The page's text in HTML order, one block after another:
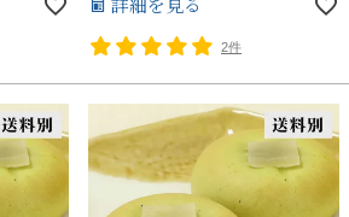
2件